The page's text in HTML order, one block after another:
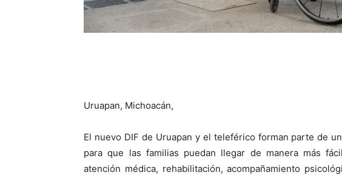
Uruapan, Michoacán,
El nuevo DIF de Uruapan y el teleférico forman parte de
para que las familias puedan llegar de manera más
atención médica, rehabilitación, acompañamiento